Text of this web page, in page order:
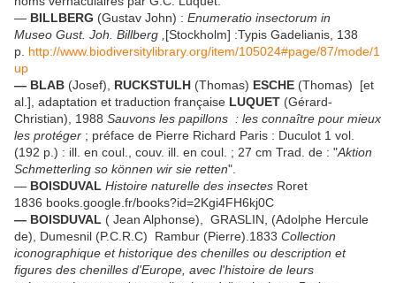
— BILLBERG (Gustav John) : Enumeratio insectorum in
Museo Gust. Joh. Billberg , [Stockholm] :Typis Gadelianis, 138
p. http://www.biodiversitylibrary.org/item/105024#page/87/mode/1
up
— BLAB (Josef), RUCKSTULH (Thomas) ESCHE (Thomas) [et
al.], adaptation et traduction française LUQUET (Gérard-
Christian), 1988 Sauvons les papillons : les connaître pour mieux
les protéger ; préface de Pierre Richard Paris : Duculot 1 vol.
(192 p.) : ill. en coul., couv. ill. en coul. ; 27 cm Trad. de : "Aktion
Schmetterling so können wir sie retten".
— BOISDUVAL Histoire naturelle des insectes Roret
1836 books.google.fr/books?id=2Kgi4FH6kj0C
— BOISDUVAL ( Jean Alphonse), GRASLIN, (Adolphe Hercule
de), Dumesnil (P.C.R.C) Rambur (Pierre).1833 Collection
iconographique et historique des chenilles ou description et
figures des chenilles d'Europe, avec l'histoire de leurs